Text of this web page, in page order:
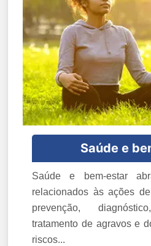
Saúde e
Saúde e bem-estar
relacionados às ações
prevenção,
tratamento de agravos e
riscos...